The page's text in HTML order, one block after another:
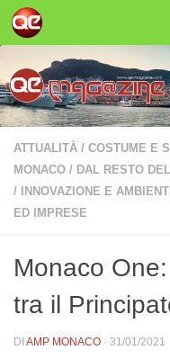
Salta al contenuto
ATTUALITÀ / COSTUME E
MONACO / DAL RESTO
/
INNOVAZIONE E
ED IMPRESE
Monaco
tra il
DI AMP MONACO · 31/01/2021